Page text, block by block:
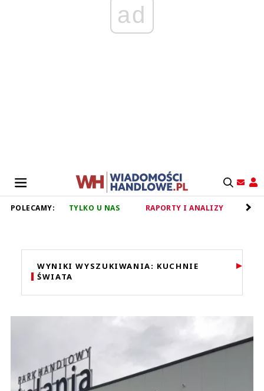
ad
POLECAMY: TYLKO U NAS RAPORTY I ANALIZY
WYNIKI WYSZUKIWANIA: KUCHNIE
ŚWIATA